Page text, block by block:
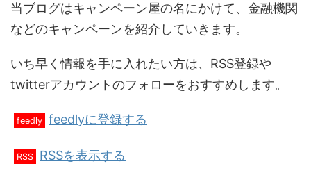
当ブログはキャンペーン屋の名にかけて、金融機関
などのキャンペーンを紹介していきます。
いち早く情報を手に入れたい方は、RSS登録や
twitterアカウントのフォローをおすすめします。
feedly feedlyに登録する
RSS RSSを表示する